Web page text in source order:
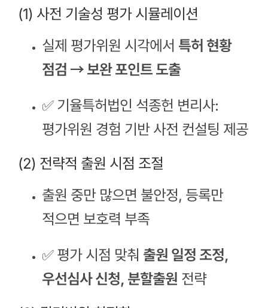
(1) 사전 기술성 평가 시뮬레이션
실제 평가위원 시각에서 특허 현황
점검 → 보완 포인트 도출
✅ 기율특허법인 석종헌 변리사:
평가위원 경험 기반 사전 컨설팅 제공
(2) 전략적 출원 시점 조절
출원 중만 많으면 불안정, 등록만
적으면 보호력 부족
✅ 평가 시점 맞춰 출원 일정 조정,
우선심사 신청, 분할출원 전략